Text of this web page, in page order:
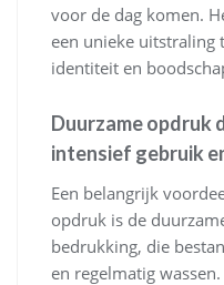
voor de dag komen.
een unieke uitstraling
identiteit en
Duurzame opdruk
intensief gebruik
Een belangrijk
opdruk is de
bedrukking, die
en regelmatig